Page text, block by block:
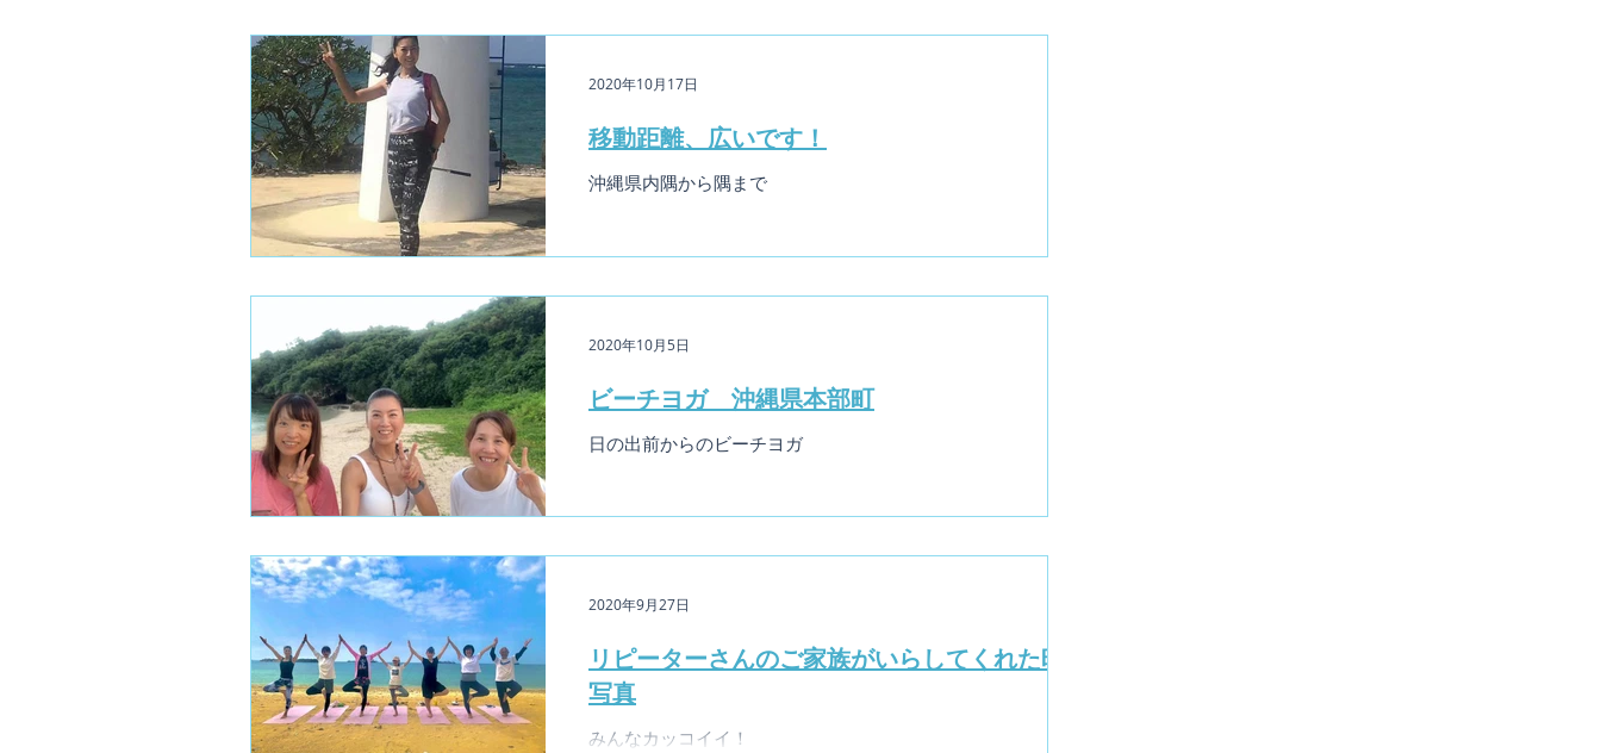
移動距離、広いです！
沖縄県内隅から隅まで
2020年10月17日
ビーチヨガ 沖縄県本部町
日の出前からのビーチヨガ
2020年10月5日
リピーターさんのご家族がいらしてくれた時の
写真
みんなカッコイイ！
2020年9月27日